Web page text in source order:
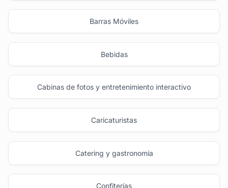
Barras Móviles
Bebidas
Cabinas de fotos y entretenimiento interactivo
Caricaturistas
Catering y gastronomía
Confiterías